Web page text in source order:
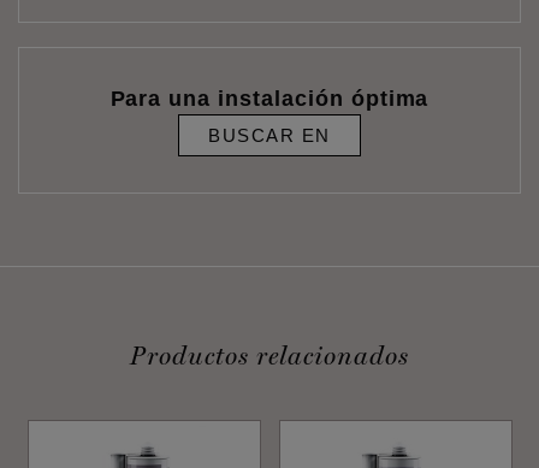
Para una instalación óptima
BUSCAR EN
Productos relacionados